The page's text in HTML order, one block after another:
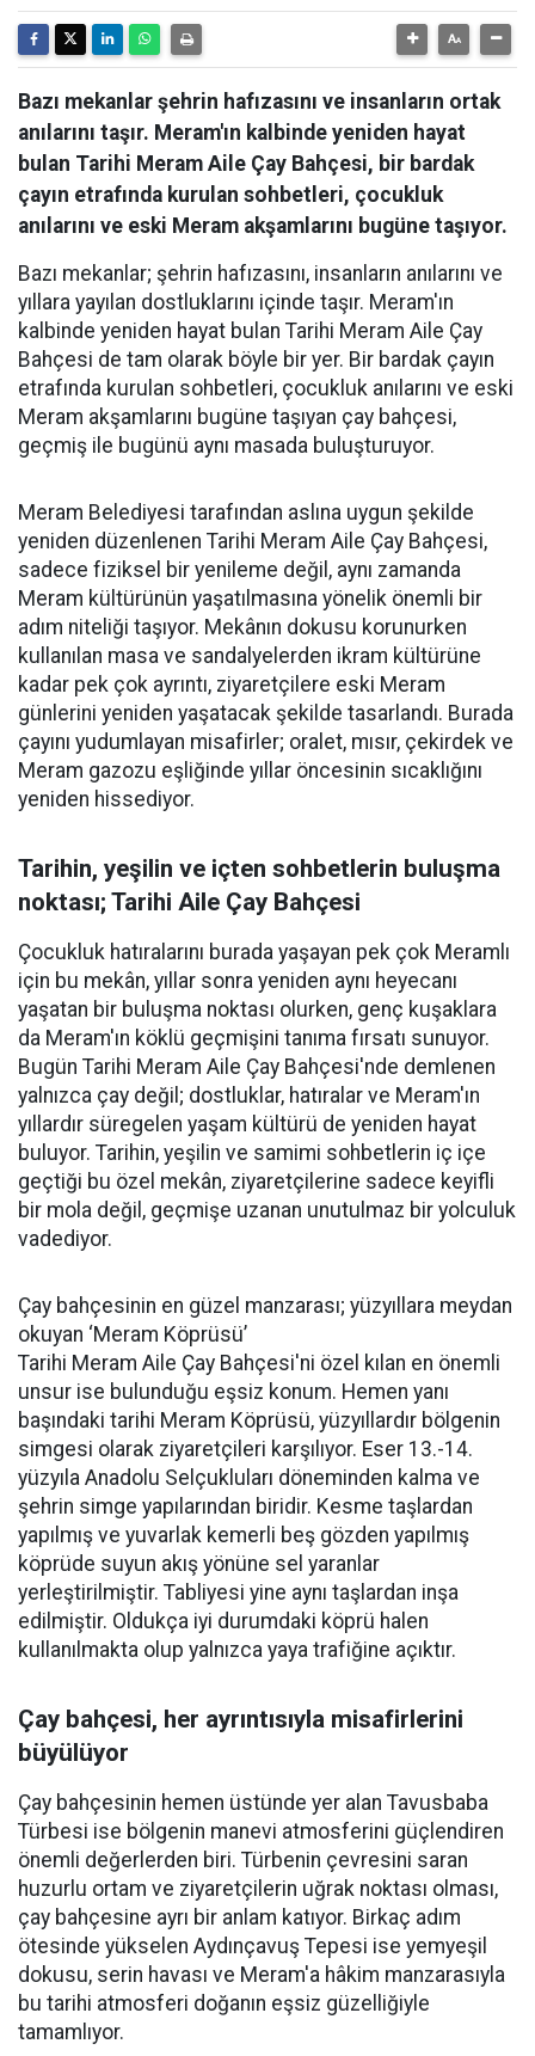
Bazı mekanlar şehrin hafızasını ve insanların ortak
anılarını taşır. Meram'ın kalbinde yeniden hayat
bulan Tarihi Meram Aile Çay Bahçesi, bir bardak
çayın etrafında kurulan sohbetleri, çocukluk
anılarını ve eski Meram akşamlarını bugüne taşıyor.
Bazı mekanlar; şehrin hafızasını, insanların anılarını ve
yıllara yayılan dostluklarını içinde taşır. Meram'ın
kalbinde yeniden hayat bulan Tarihi Meram Aile Çay
Bahçesi de tam olarak böyle bir yer. Bir bardak çayın
etrafında kurulan sohbetleri, çocukluk anılarını ve eski
Meram akşamlarını bugüne taşıyan çay bahçesi,
geçmiş ile bugünü aynı masada buluşturuyor.
Meram Belediyesi tarafından aslına uygun şekilde
yeniden düzenlenen Tarihi Meram Aile Çay Bahçesi,
sadece fiziksel bir yenileme değil, aynı zamanda
Meram kültürünün yaşatılmasına yönelik önemli bir
adım niteliği taşıyor. Mekânın dokusu korunurken
kullanılan masa ve sandalyelerden ikram kültürüne
kadar pek çok ayrıntı, ziyaretçilere eski Meram
günlerini yeniden yaşatacak şekilde tasarlandı. Burada
çayını yudumlayan misafirler; oralet, mısır, çekirdek ve
Meram gazozu eşliğinde yıllar öncesinin sıcaklığını
yeniden hissediyor.
Tarihin, yeşilin ve içten sohbetlerin buluşma
noktası; Tarihi Aile Çay Bahçesi
Çocukluk hatıralarını burada yaşayan pek çok Meramlı
için bu mekân, yıllar sonra yeniden aynı heyecanı
yaşatan bir buluşma noktası olurken, genç kuşaklara
da Meram'ın köklü geçmişini tanıma fırsatı sunuyor.
Bugün Tarihi Meram Aile Çay Bahçesi'nde demlenen
yalnızca çay değil; dostluklar, hatıralar ve Meram'ın
yıllardır süregelen yaşam kültürü de yeniden hayat
buluyor. Tarihin, yeşilin ve samimi sohbetlerin iç içe
geçtiği bu özel mekân, ziyaretçilerine sadece keyifli
bir mola değil, geçmişe uzanan unutulmaz bir yolculuk
vadediyor.
Çay bahçesinin en güzel manzarası; yüzyıllara meydan
okuyan ‘Meram Köprüsü’
Tarihi Meram Aile Çay Bahçesi'ni özel kılan en önemli
unsur ise bulunduğu eşsiz konum. Hemen yanı
başındaki tarihi Meram Köprüsü, yüzyıllardır bölgenin
simgesi olarak ziyaretçileri karşılıyor. Eser 13.-14.
yüzyıla Anadolu Selçukluları döneminden kalma ve
şehrin simge yapılarından biridir. Kesme taşlardan
yapılmış ve yuvarlak kemerli beş gözden yapılmış
köprüde suyun akış yönüne sel yaranlar
yerleştirilmiştir. Tabliyesi yine aynı taşlardan inşa
edilmiştir. Oldukça iyi durumdaki köprü halen
kullanılmakta olup yalnızca yaya trafiğine açıktır.
Çay bahçesi, her ayrıntısıyla misafirlerini
büyülüyor
Çay bahçesinin hemen üstünde yer alan Tavusbaba
Türbesi ise bölgenin manevi atmosferini güçlendiren
önemli değerlerden biri. Türbenin çevresini saran
huzurlu ortam ve ziyaretçilerin uğrak noktası olması,
çay bahçesine ayrı bir anlam katıyor. Birkaç adım
ötesinde yükselen Aydınçavuş Tepesi ise yemyeşil
dokusu, serin havası ve Meram'a hâkim manzarasıyla
bu tarihi atmosferi doğanın eşsiz güzelliğiyle
tamamlıyor.